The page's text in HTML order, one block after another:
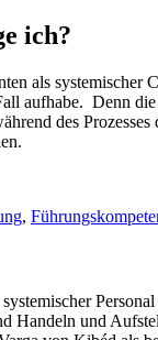
ich?
als systemischer
aufhabe. Denn
des
,
Handeln und